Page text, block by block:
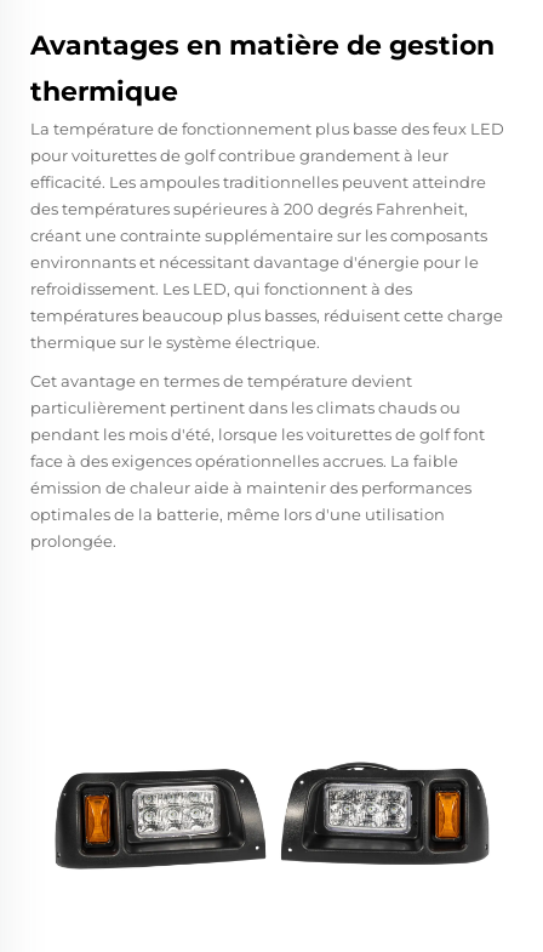
Avantages en matière de gestion
thermique
La température de fonctionnement plus basse des feux LED
pour voiturettes de golf contribue grandement à leur
efficacité. Les ampoules traditionnelles peuvent atteindre
des températures supérieures à 200 degrés Fahrenheit,
créant une contrainte supplémentaire sur les composants
environnants et nécessitant davantage d'énergie pour le
refroidissement. Les LED, qui fonctionnent à des
températures beaucoup plus basses, réduisent cette charge
thermique sur le système électrique.
Cet avantage en termes de température devient
particulièrement pertinent dans les climats chauds ou
pendant les mois d'été, lorsque les voiturettes de golf font
face à des exigences opérationnelles accrues. La faible
émission de chaleur aide à maintenir des performances
optimales de la batterie, même lors d'une utilisation
prolongée.